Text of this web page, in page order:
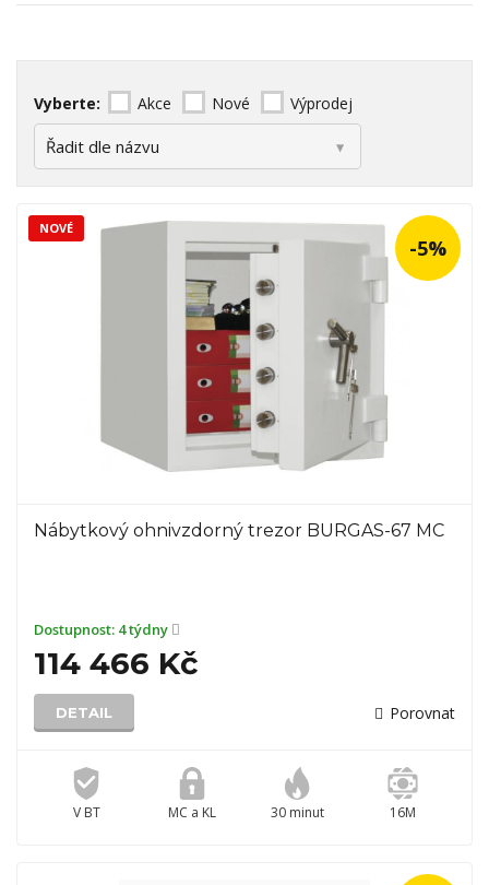
Vyberte: Akce Nové Výprodej
Nábytkový ohnivzdorný trezor BURGAS-67 MC
Dostupnost: 4 týdny
114 466 Kč
DETAIL Porovnat
V BT MC a KL 30 minut 16M
NOVÉ
-5%